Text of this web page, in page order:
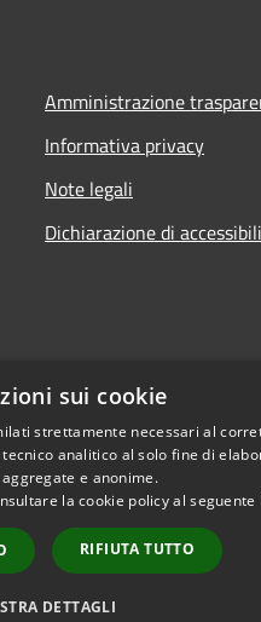
Amministrazione
Informativa privacy
Note legali
Dichiarazione di
Copyright © 2026 •
sui cookie
strettamente necessari al
analitico al solo fine di
e anonime.
la cookie policy al seguente
RIFIUTA TUTTO
DETTAGLI